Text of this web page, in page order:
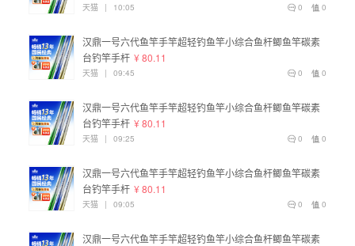
0
0
天猫 | 10:05
汉鼎一号六代鱼竿手竿超轻钓鱼竿小综合鱼杆鲫鱼竿碳素
台钓竿手杆 ¥ 80.11
0
0
天猫 | 09:45
汉鼎一号六代鱼竿手竿超轻钓鱼竿小综合鱼杆鲫鱼竿碳素
台钓竿手杆 ¥ 80.11
0
0
天猫 | 09:25
汉鼎一号六代鱼竿手竿超轻钓鱼竿小综合鱼杆鲫鱼竿碳素
台钓竿手杆 ¥ 80.11
0
0
天猫 | 09:05
汉鼎一号六代鱼竿手竿超轻钓鱼竿小综合鱼杆鲫鱼竿碳素